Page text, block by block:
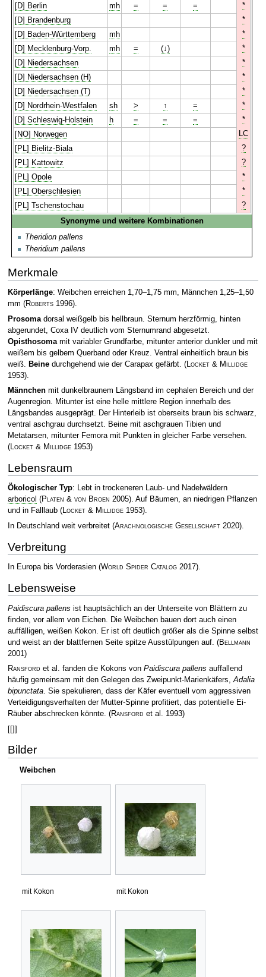
[D] Berlin
mh = = =
*
[D] Brandenburg
*
[D] Baden-Württemberg
mh
*
[D] Mecklenburg-Vorp.
mh = (↓)
*
[D] Niedersachsen
*
[D] Niedersachsen (H)
*
[D] Niedersachsen (T)
*
[D] Nordrhein-Westfalen
sh > ↑ =
*
[D] Schleswig-Holstein
h = = =
*
[NO] Norwegen
LC
[PL] Bielitz-Biala
?
[PL] Kattowitz
?
[PL] Opole
*
[PL] Oberschlesien
*
[PL] Tschenstochau
?
Synonyme und weitere Kombinationen
Theridion pallens
Theridium pallens
Merkmale
Körperlänge: Weibchen erreichen 1,70–1,75 mm, Männchen 1,25–1,50
mm (Roberts1996).
Prosomadorsal weißgelb bis hellbraun. Sternum herzförmig, hinten
abgerundet, Coxa IV deutlich vom Sternumrand abgesetzt.
Opisthosomamit variabler Grundfarbe, mitunter anterior dunkler und mit
weißem bis gelbem Querband oder Kreuz. Ventral einheitlich braun bis
weiß.
Beinedurchgehend wie der Carapax gefärbt. (Locket & Millidge
1953).
Männchenmit dunkelbraunem Längsband im cephalen Bereich und der
Augenregion. Mitunter ist eine helle mittlere Region innerhalb des
Längsbandes ausgeprägt. Der Hinterleib ist oberseits braun bis schwarz,
ventral aschgrau durchsetzt. Beine mit aschgrauen Tibien und
Metatarsen, mitunter Femora mit Punkten in gleicher Farbe versehen.
(Locket & Millidge1953)
Lebensraum
Ökologischer Typ: Lebt in trockeneren Laub- und Nadelwäldern
arboricol (Platen & von Broen 2005). Auf Bäumen, an niedrigen Pflanzen
und in Falllaub (Locket & Millidge1953).
In Deutschland weit verbreitet (Arachnologische Gesellschaft2020).
Verbreitung
In Europa bis Vorderasien (World Spider Catalog2017).
Lebensweise
Paidiscura pallens ist hauptsächlich an der Unterseite von Blättern zu
finden, vor allem von Eichen. Die Weibchen bauen dort auch einen
auffälligen, weißen Kokon. Er ist oft deutlich größer als die Spinne selbst
und weist an der blattfernen Seite spitze Ausstülpungen auf. (Bellmann
2001)
Ransford et al. fanden die Kokons von Paidiscura pallens auffallend
häufig gemeinsam mit den Gelegen des Zweipunkt-Marienkäfers,Adalia
bipunctata. Sie spekulieren, dass der Käfer eventuell vom aggressiven
Verteidigungsverhalten der Mutter-Spinne profitiert, das potentielle Ei-
Räuber abschrecken könnte. (Ransford et al. 1993)
[[]]
Bilder
Weibchen
mit Kokon mit Kokon